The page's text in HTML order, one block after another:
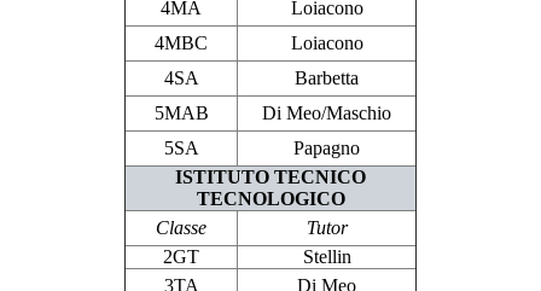
4MA
Loiacono
4MBC
Loiacono
4SA
Barbetta
5MAB
Di Meo/Maschio
5SA
Papagno
ISTITUTO TECNICO
TECNOLOGICO
Classe
Tutor
2GT
Stellin
3TA
Di Meo